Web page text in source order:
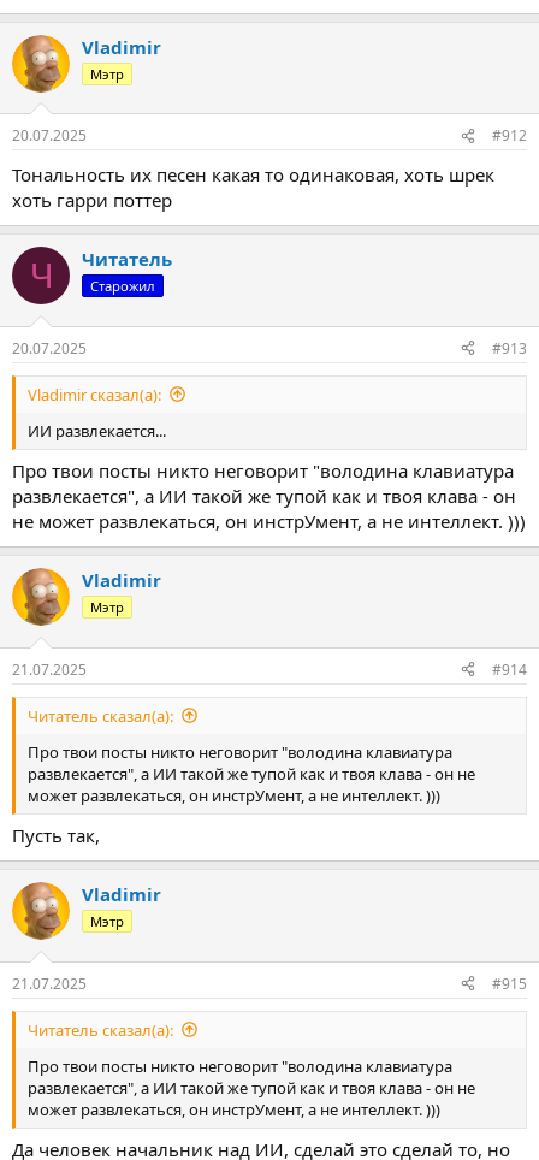
Vladimir
Мэтр
20.07.2025 #912
Тональность их песен какая то одинаковая, хоть шрек
хоть гарри поттер
Ч Читатель
Старожил
20.07.2025 #913
Vladimir сказал(а):
ИИ развлекается...
Про твои посты никто неговорит "володина клавиатура
развлекается", а ИИ такой же тупой как и твоя клава - он
не может развлекаться, он инстрУмент, а не интеллект. )))
Vladimir
Мэтр
21.07.2025 #914
Читатель сказал(а):
Про твои посты никто неговорит "володина клавиатура
развлекается", а ИИ такой же тупой как и твоя клава - он не
может развлекаться, он инстрУмент, а не интеллект. )))
Пусть так,
Vladimir
Мэтр
21.07.2025 #915
Читатель сказал(а):
Про твои посты никто неговорит "володина клавиатура
развлекается", а ИИ такой же тупой как и твоя клава - он не
может развлекаться, он инстрУмент, а не интеллект. )))
Да человек начальник над ИИ, сделай это сделай то, но